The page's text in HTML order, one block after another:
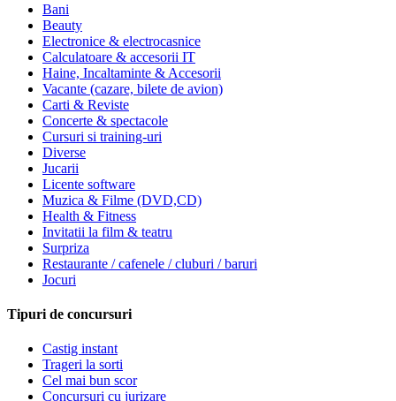
Bani
Beauty
Electronice & electrocasnice
Calculatoare & accesorii IT
Haine, Incaltaminte & Accesorii
Vacante (cazare, bilete de avion)
Carti & Reviste
Concerte & spectacole
Cursuri si training-uri
Diverse
Jucarii
Licente software
Muzica & Filme (DVD,CD)
Health & Fitness
Invitatii la film & teatru
Surpriza
Restaurante / cafenele / cluburi / baruri
Jocuri
Tipuri de concursuri
Castig instant
Trageri la sorti
Cel mai bun scor
Concursuri cu jurizare